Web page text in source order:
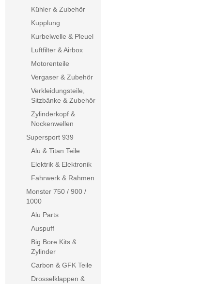
Kühler & Zubehör
Kupplung
Kurbelwelle & Pleuel
Luftfilter & Airbox
Motorenteile
Vergaser & Zubehör
Verkleidungsteile,
Sitzbänke & Zubehör
Zylinderkopf &
Nockenwellen
Supersport 939
Alu & Titan Teile
Elektrik & Elektronik
Fahrwerk & Rahmen
Monster 750 / 900 /
1000
Alu Parts
Auspuff
Big Bore Kits &
Zylinder
Carbon & GFK Teile
Drosselklappen &